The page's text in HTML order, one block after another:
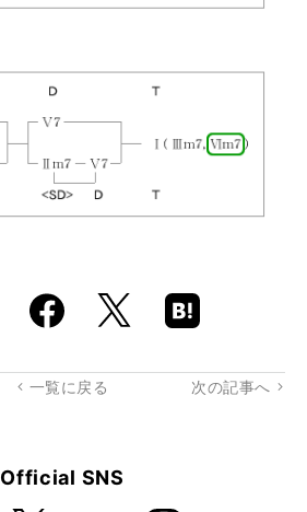
Faceboo
k
X
Hatena
Boo
rk
一覧に戻る 次の記事へ
Official SNS